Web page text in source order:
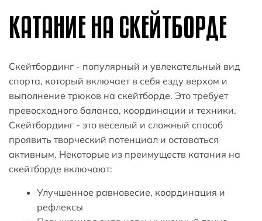
КАТАНИЕ НА СКЕЙТБОРДЕ
Скейтбординг - популярный и увлекательный вид
спорта, который включает в себя езду верхом и
выполнение трюков на скейтборде. Это требует
превосходного баланса, координации и техники.
Скейтбординг - это веселый и сложный способ
проявить творческий потенциал и оставаться
активным. Некоторые из преимуществ катания на
скейтборде включают:
Улучшенное равновесие, координация и
рефлексы